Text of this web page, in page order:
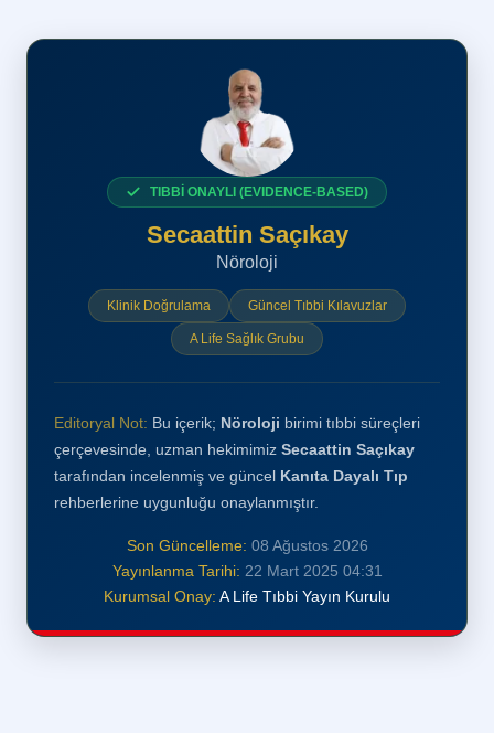
TIBBİ ONAYLI (EVIDENCE-BASED)
Secaattin Saçıkay
Nöroloji
Klinik Doğrulama Güncel Tıbbi Kılavuzlar
A Life Sağlık Grubu
Editoryal Not: Bu içerik; Nöroloji birimi tıbbi süreçleri
çerçevesinde, uzman hekimimiz Secaattin Saçıkay
tarafından incelenmiş ve güncel Kanıta Dayalı Tıp
rehberlerine uygunluğu onaylanmıştır.
Son Güncelleme: 08 Ağustos 2026
Yayınlanma Tarihi: 22 Mart 2025 04:31
Kurumsal Onay: A Life Tıbbi Yayın Kurulu